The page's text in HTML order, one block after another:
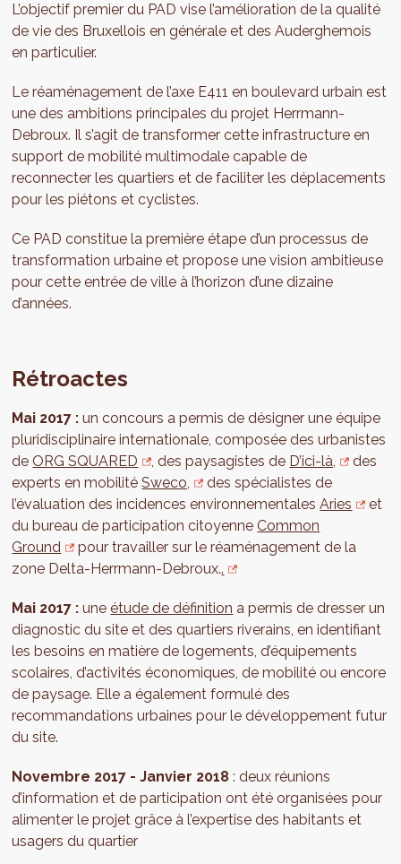
L’objectif premier du PAD vise l’amélioration de la qualité
de vie des Bruxellois en générale et des Auderghemois
en particulier.
Le réaménagement de l’axe E411 en boulevard urbain est
une des ambitions principales du projet Herrmann-
Debroux. Il s’agit de transformer cette infrastructure en
support de mobilité multimodale capable de
reconnecter les quartiers et de faciliter les déplacements
pour les piétons et cyclistes.
Ce PAD constitue la première étape d’un processus de
transformation urbaine et propose une vision ambitieuse
pour cette entrée de ville à l’horizon d’une dizaine
d’années.
Rétroactes
Mai 2017 :un concours a permis de désigner une équipe
pluridisciplinaire internationale, composée des urbanistes
de ORG SQUARED , des paysagistes de D’ici-là,
des
experts en mobilitéSweco,
des spécialistes de
l’évaluation des incidences environnementalesAries
et
du bureau de participation citoyenneCommon
Ground
pour travailler sur le réaménagement de la
zone Delta-Herrmann-Debroux..
Mai 2017 :uneétude de définition a permis de dresser un
diagnostic du site et des quartiers riverains, en identifiant
les besoins en matière de logements, d’équipements
scolaires, d’activités économiques, de mobilité ou encore
de paysage. Elle a également formulé des
recommandations urbaines pour le développement futur
du site.
Novembre 2017 - Janvier 2018 : deux réunions
d’information et de participation ont été organisées pour
alimenter le projet grâce à l’expertise des habitants et
usagers du quartier